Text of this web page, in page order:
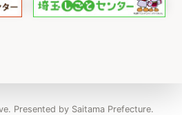
Presented by Saitama Prefecture.